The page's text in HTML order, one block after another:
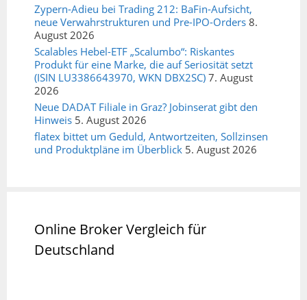
Zypern-Adieu bei Trading 212: BaFin-Aufsicht,
neue Verwahrstrukturen und Pre-IPO-Orders 8.
August 2026
Scalables Hebel-ETF „Scalumbo“: Riskantes
Produkt für eine Marke, die auf Seriosität setzt
(ISIN LU3386643970, WKN DBX2SC) 7. August
2026
Neue DADAT Filiale in Graz? Jobinserat gibt den
Hinweis 5. August 2026
flatex bittet um Geduld, Antwortzeiten, Sollzinsen
und Produktpläne im Überblick 5. August 2026
Online Broker Vergleich für
Deutschland